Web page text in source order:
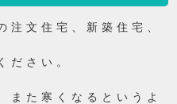
注文住宅、新築住宅、
ださい。
また寒くなるというよ